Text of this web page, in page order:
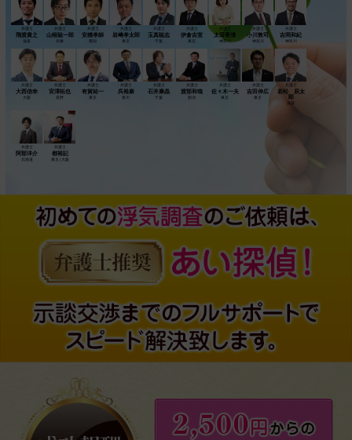
弁護士
飛渡貴之
滋賀
弁護士
山根聡一郎
弁護士
安積孝師
愛知
弁護士
岩﨑孝太郎
弁護士
玉真聡志
千葉
弁護士
伊倉吉宣 太田香清
神奈川
弁護士
小川敦司
神奈川
弁護士
吉岡和紀
神奈川
弁護士
大西信幸
大阪
弁護士
宮澤拓也
長野
弁護士
有賀祐一
弁護士
呉裕麻
香川
弁護士
石井康晶
千葉
弁護士
渡部和哉
弁護士
佐々木一夫
弁護士
吉田伸広
弁護士
若松 辰太
郎
滋賀
弁護士
阿部洋介
北海道
弁護士
都裕記
東京 | 大阪